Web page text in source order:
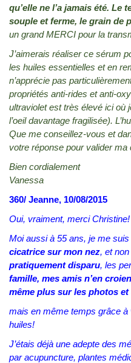
qu’elle ne l’a jamais été. Le
souple et ferme, le grain de
un grand MERCI pour la
J’aimerais réaliser ce sérum
les huiles essentielles et en
n’apprécie pas
propriétés anti-rides et anti-
ultraviolet est très élevé ici où
l’oeil davantage fragilisée).
Que me conseillez-vous et
votre réponse pour valider ma
Bien cordialement
Vanessa
360/ Jeanne, 10/08/2015
Oui, vraiment, merci Christine!
Moi aussi à 55 ans, je me
cicatrice sur mon nez, et
pratiquement disparu, les
famille, mes amis n’en
même plus sur les photos
mais en même temps grâce à
huiles!
J’étais déjà une adepte des
par acupuncture, plantes